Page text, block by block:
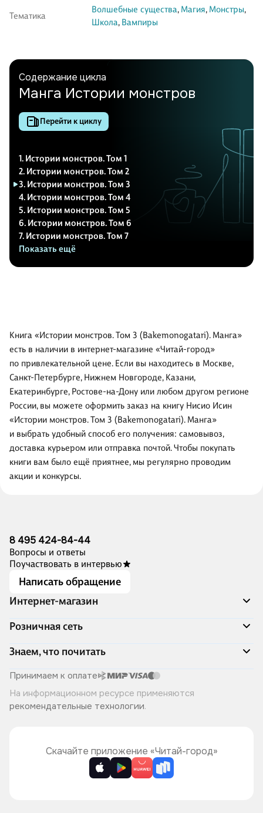
Тематика
Волшебные существа, Магия, Монстры,
Школа, Вампиры
Содержание цикла
Манга Истории монстров
Перейти к циклу
1. Истории монстров. Том 1
2. Истории монстров. Том 2
3. Истории монстров. Том 3
4. Истории монстров. Том 4
5. Истории монстров. Том 5
6. Истории монстров. Том 6
7. Истории монстров. Том 7
Показать ещё
Книга «Истории монстров. Том 3 (Bakemonogatari). Манга»
есть в наличии в интернет-магазине «Читай-город»
по привлекательной цене. Если вы находитесь в Москве,
Санкт-Петербурге, Нижнем Новгороде, Казани,
Екатеринбурге, Ростове-на-Дону или любом другом регионе
России, вы можете оформить заказ на книгу Нисио Исин
«Истории монстров. Том 3 (Bakemonogatari). Манга»
и выбрать удобный способ его получения: самовывоз,
доставка курьером или отправка почтой. Чтобы покупать
книги вам было ещё приятнее, мы регулярно проводим
акции и конкурсы.
8 495 424-84-44
Вопросы и ответы
Поучаствовать в интервью
Написать обращение
Интернет-магазин
Акции
Доставка и оплата
Программа лояльности
Подарочные сертификаты
Правила продажи
Политика конфиденциальности
Розничная сеть
Адреса магазинов
Книжный Дозор
О компании
Читай-город для бизнеса
Хотите у нас работать?
Знаем, что почитать
Скоро в продаже
Лучшие из лучших
Читай-журнал
Принимаем к оплате
На информационном ресурсе применяются
рекомендательные технологии.
Скачайте приложение «Читай-город»